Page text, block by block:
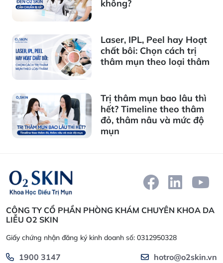
không?
Laser, IPL, Peel hay Hoạt
chất bôi: Chọn cách trị
thâm mụn theo loại thâm
Trị thâm mụn bao lâu thì
hết? Timeline theo thâm
đỏ, thâm nâu và mức độ
mụn
CÔNG TY CỔ PHẦN PHÒNG KHÁM CHUYÊN KHOA DA
LIỄU O2 SKIN
Giấy chứng nhận đăng ký kinh doanh số: 0312950328
1900 3147 hotro@o2skin.vn